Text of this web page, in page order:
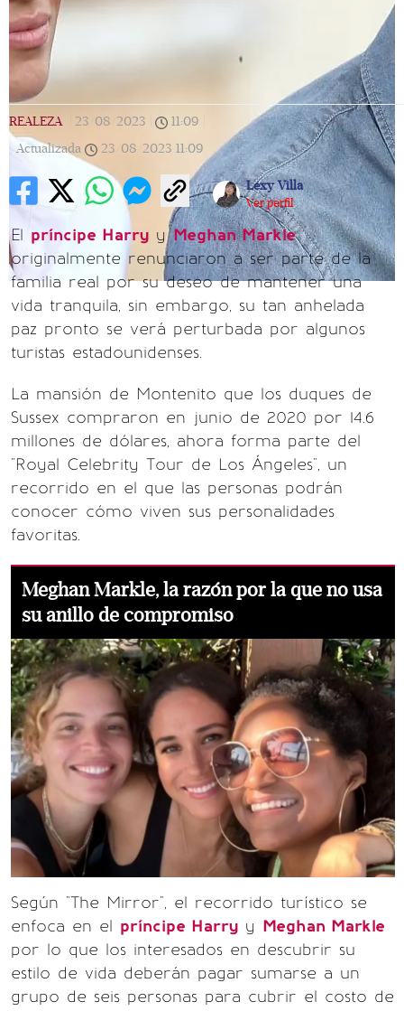
REALEZA 23/08/2023 11:09
Actualizada
23/08/2023 11:09
Lexy Villa
Ver perfil
El príncipe Harry yMeghan Markle
originalmente renunciaron a ser parte de la
familia real por su deseo de mantener una
vida tranquila, sin embargo, su tan anhelada
paz pronto se verá perturbada por algunos
turistas estadounidenses.
La mansión de Montenito que los duques de
Sussex compraron en junio de 2020 por 14.6
millones de dólares, ahora forma parte del
"Royal Celebrity Tour de Los Ángeles", un
recorrido en el que las personas podrán
conocer cómo viven sus personalidades
favoritas.
Meghan Markle, la razón por la que no usa
su anillo de compromiso
Según "The Mirror", el recorrido turístico se
enfoca en el príncipe Harry y Meghan Markle
por lo que los interesados en descubrir su
estilo de vida deberán pagar sumarse a un
grupo de seis personas para cubrir el costo de